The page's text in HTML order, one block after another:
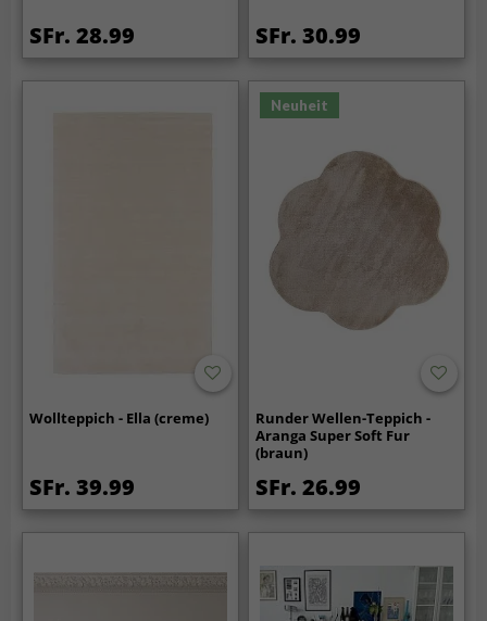
SFr. 28.99 SFr. 30.99
Wollteppich - Ella (creme)
SFr. 39.99
Neuheit
Runder Wellen-Teppich -
Aranga Super Soft Fur
(braun)
SFr. 26.99